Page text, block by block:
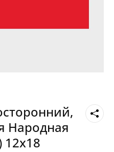
Народная
12х18